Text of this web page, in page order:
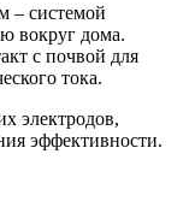
– системой
вокруг дома.
с почвой для
тока.
электродов,
эффективности.